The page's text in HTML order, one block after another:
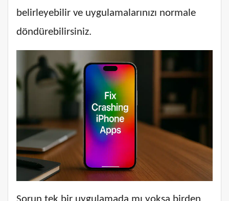
belirleyebilir ve uygulamalarınızı normale
döndürebilirsiniz.